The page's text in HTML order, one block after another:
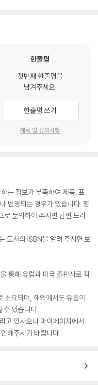
한줄평
첫번째 한줄평을
남겨주세요.
한줄평 쓰기
혜택 및 유의사항
는 정보가 부족하여 제목, 표
변경되는 경우가 있습니다. 정
로 문의하여 주시면 답변 드리
도서의 ISBN을 알려 주시면 보
통해 유럽과 미국 출판사로 직
소요되며, 해외에서도 유통이
수 있습니다.
고 있사오니 마이페이지에서
해주시기 바랍니다.